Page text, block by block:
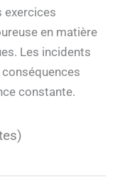
exercices
en matière
Les incidents
constante.